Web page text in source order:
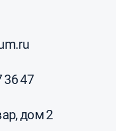
36 47
дом 2